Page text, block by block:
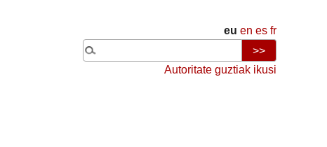
eu en es fr
Autoritate guztiak ikusi